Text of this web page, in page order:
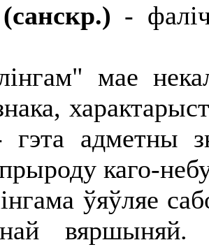
-
мае
гэта адметны
каго-
ўяўляе